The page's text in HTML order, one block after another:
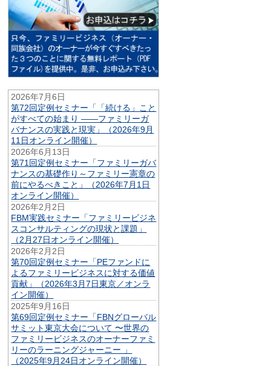
2026年7月6日
第72回定例セミナー「「続ける」こと
がすべての始まり ——ファミリーガ
バナンスの実践と現実」（2026年9月
11日オンライン開催）
2026年6月13日
第71回定例セミナー「ファミリーガバ
ナンスの基礎作り～ファミリー憲章の
前にやるべきこと」（2026年7月1日
オンライン開催）
2026年2月2日
FBM実践セミナー「ファミリービジネ
スコンサルティングの現状と課題」
（2月27日オンライン開催）
2026年2月2日
第70回定例セミナー「PEファンドに
よるファミリービジネスに対する価値
貢献」（2026年3月7日東京／オンラ
イン開催）
2025年9月16日
第69回定例セミナー「FBNグローバル
サミット東京大会について 〜世界の
ファミリービジネスのオーナーファミ
リーのラーニングジャーニー 」
（2025年9月24日オンライン開催）